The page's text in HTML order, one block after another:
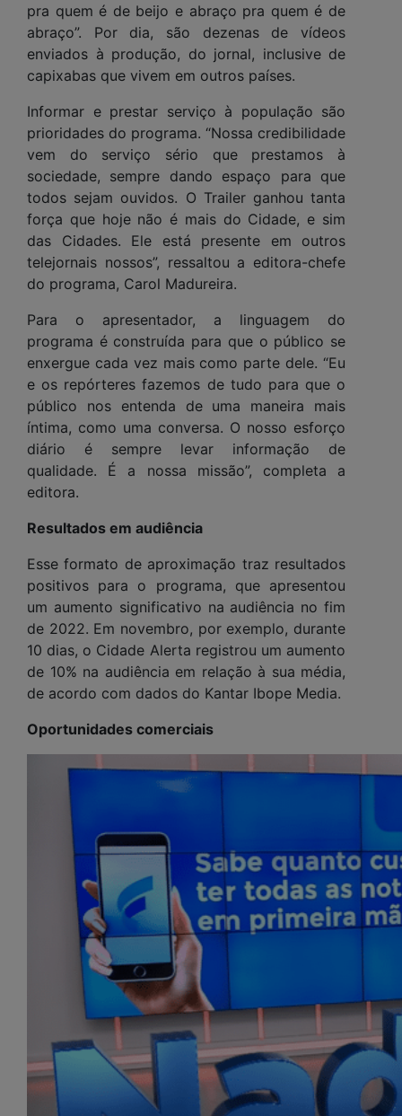
pra quem é de beijo e abraço pra quem é de
abraço”. Por dia, são dezenas de vídeos
enviados à produção, do jornal, inclusive de
capixabas que vivem em outros países.
Informar e prestar serviço à população são
prioridades do programa. “Nossa credibilidade
vem do serviço sério que prestamos à
sociedade, sempre dando espaço para que
todos sejam ouvidos. O Trailer ganhou tanta
força que hoje não é mais do Cidade, e sim
das Cidades. Ele está presente em outros
telejornais nossos”, ressaltou a editora-chefe
do programa, Carol Madureira.
Para o apresentador, a linguagem do
programa é construída para que o público se
enxergue cada vez mais como parte dele. “Eu
e os repórteres fazemos de tudo para que o
público nos entenda de uma maneira mais
íntima, como uma conversa. O nosso esforço
diário é sempre levar informação de
qualidade. É a nossa missão”, completa a
editora.
Resultados em audiência
Esse formato de aproximação traz resultados
positivos para o programa, que apresentou
um aumento significativo na audiência no fim
de 2022. Em novembro, por exemplo, durante
10 dias, o Cidade Alerta registrou um aumento
de 10% na audiência em relação à sua média,
de acordo com dados do Kantar Ibope Media.
Oportunidades comerciais